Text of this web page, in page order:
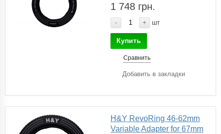
1 748 грн.
- + шт
Купить
Сравнить
Добавить в закладки
H&Y RevoRing 46-62mm
Variable Adapter for 67mm